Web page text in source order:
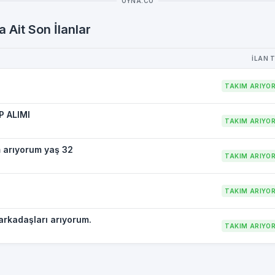
Ait Son İlanlar
İLAN
TAKIM
ALIMI
TAKIM
yaş 32
TAKIM
TAKIM
arıyorum.
TAKIM